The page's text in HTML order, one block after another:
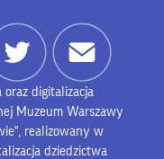
oraz digitalizacja
Muzeum Warszawy
realizowany w
dziedzictwa